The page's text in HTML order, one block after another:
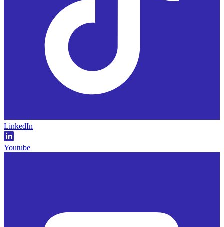
LinkedIn
Youtube